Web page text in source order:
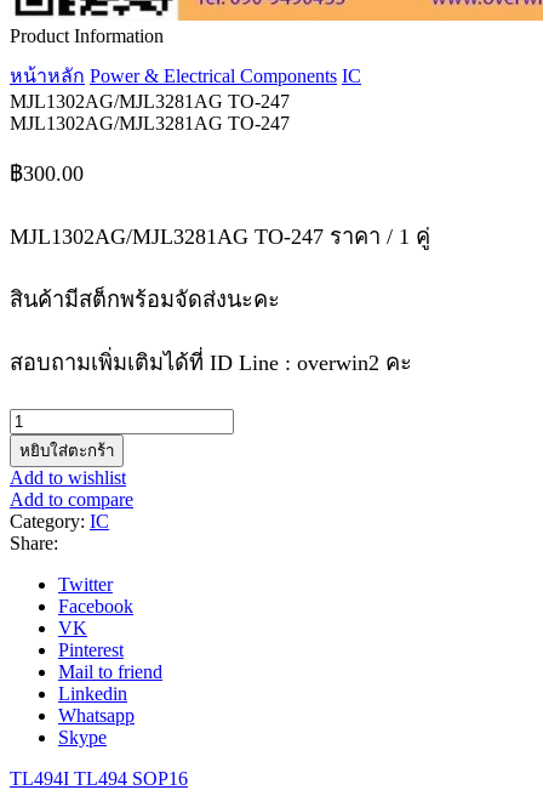
Product Information
หน้าหลัก Power & Electrical Components IC
MJL1302AG/MJL3281AG TO-247
MJL1302AG/MJL3281AG TO-247
฿300.00
MJL1302AG/MJL3281AG TO-247 ราคา / 1 คู่
สินค้ามีสต็กพร้อมจัดส่งนะคะ
สอบถามเพิ่มเติมได้ที่ ID Line : overwin2 คะ
จำนวน
MJL1302AG/MJL3281AG
TO-
247
ชิ้น
หยิบใส่ตะกร้า
Add to wishlist
Add to compare
Category: IC
Share:
Twitter
Facebook
VK
Pinterest
Mail to friend
Linkedin
Whatsapp
Skype
TL494I TL494 SOP16